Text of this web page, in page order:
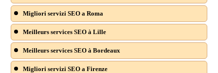
Migliori servizi SEO a Roma
Meilleurs services SEO à Lille
Meilleurs services SEO à Bordeaux
Migliori servizi SEO a Firenze